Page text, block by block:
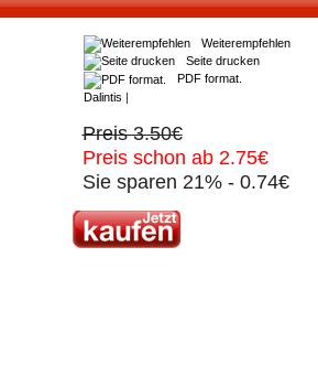
Weiterempfehlen
Seite drucken
PDF format.
Dalintis |
Preis 3.50€
Preis schon ab 2.75€
Sie sparen 21% - 0.74€